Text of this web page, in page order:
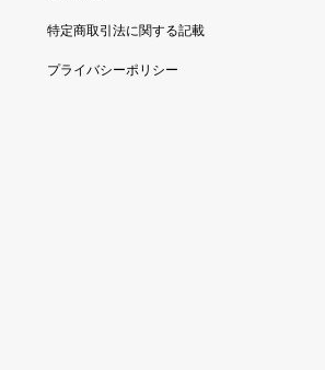
特定商取引法に関する記載
プライバシーポリシー